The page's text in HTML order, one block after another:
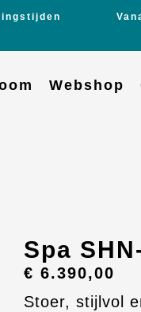
Webshop
Spa
€ 6.390,00
Stoer, stijlvol